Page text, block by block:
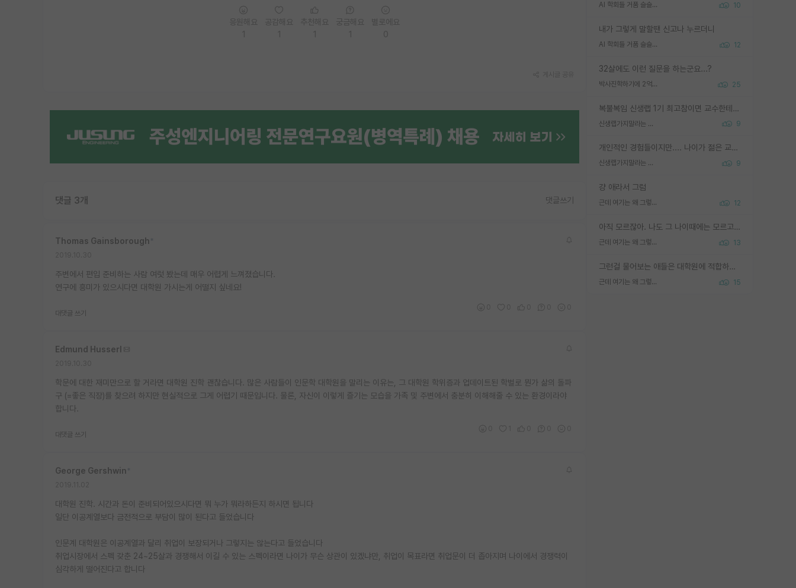
AI 학회들 거품 슬슬 지적이 나오네요 10
내가 그렇게 말할땐 신고나 누르더니
AI 학회들 거품 슬슬 지적이 나오네요 12
32살에도 이런 질문을 하는군요...?
박사진학하기에 2억은 괜찮은 (?) 정도의 경제력인가요 25
복불복임 신생랩 1기 최고참이면 교수한테 직접 지도받는 시간이 매우 많음 제대로 된 교수라면 말이지 그게 아니라면 그냥 넌 해방 불가능한 노예 1호에 감점쓰레기통이 되는거고
신생랩가지말라는 이유가 있었구나 9
개인적인 경험들이지만.... 나이가 젊은 교수일수록 꼰대라는 가면을 쓴 채로 무례함을 행동하는 경우가 거의 90% 정도였음. 나이가 어린데 다른 또래들과 달리 명예, 권력, 재력까지 얻었으니 세상 다 가진 기분이겠지. 오히러 나이 든 교수들이 행동과 말을 더 조심하시더라.
신생랩가지말라는 이유가 있었구나 9
걍 애라서 그럼
근데 여기는 왜 그렇게 SPK를 물어보는거임? 12
아직 모르잖아. 나도 그 나이때에는 모르고 평가 받고 안심하고 싶었어.
근데 여기는 왜 그렇게 SPK를 물어보는거임? 13
그런걸 물어보는 애들은 대학원에 적합하지 않다
근데 여기는 왜 그렇게 SPK를 물어보는거임? 15
댓글 3개 댓글쓰기
Thomas Gainsborough
주변에서 편입 준비하는 사람 여럿 봤는데 매우 어렵게 느껴졌습니다.
연구에 흥미가 있으시다면 대학원 가시는게 어떨지 싶네요!
대댓글 쓰기
Edmund Husserl
학문에 대한 재미만으로 할 거라면 대학원 진학 괜찮습니다. 많은 사람들이 인문학 대학원을 말리는 이유는, 그 대학원 학위증과 업데이트된 학벌로 뭔가 삶의 돌파
구 (=좋은 직장)를 찾으려 하지만 현실적으로 그게 어렵기 때문입니다. 물론, 자신이 이렇게 즐기는 모습을 가족 및 주변에서 충분히 이해해줄 수 있는 환경이라야
합니다.
대댓글 쓰기
George Gershwin
대학원 진학. 시간과 돈이 준비되어있으시다면 뭐 누가 뭐라하든지 하시면 됩니다
일단 이공계열보다 금전적으로 부담이 많이 된다고 들었습니다
인문계 대학원은 이공계열과 달리 취업이 보장되거나 그렇지는 않는다고 들었습니다
취업시장에서 스펙 갖춘 24~25살과 경쟁해서 이길 수 있는 스펙이라면 나이가 무슨 상관이 있겠냐만, 취업이 목표라면 취업문이 더 좁아지며 나이에서 경쟁력이
심각하게 떨어진다고 합니다